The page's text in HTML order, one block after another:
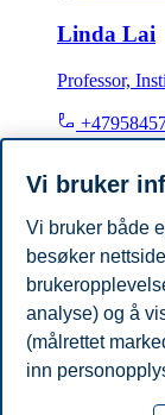
Linda Lai
Professor,
Oslo
Øyvind
Professor,
Oslo
Vi bruker
Vi bruker både
besøker
analyse) og å
(målrettet
inn